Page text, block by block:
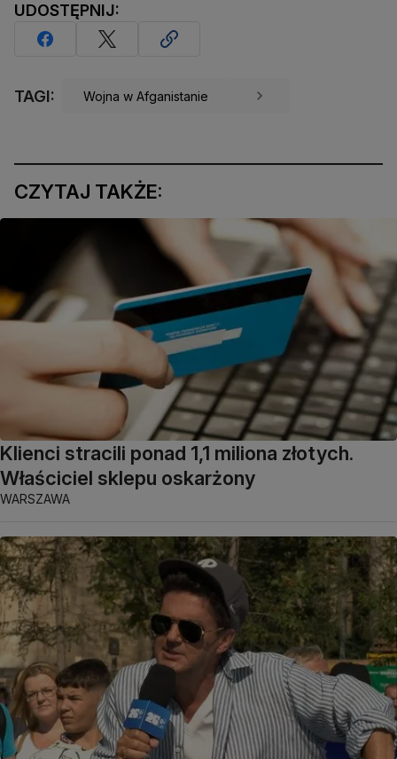
UDOSTĘPNIJ:
TAGI: Wojna w Afganistanie
CZYTAJ TAKŻE:
Klienci stracili ponad 1,1 miliona złotych.
Właściciel sklepu oskarżony
WARSZAWA